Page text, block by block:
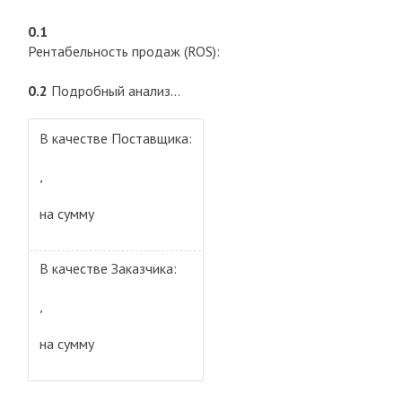
0.1
Рентабельность продаж (ROS):
0.2 Подробный анализ…
В качестве Поставщика:
,
на сумму
В качестве Заказчика:
,
на сумму